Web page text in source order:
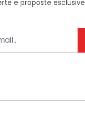
e proposte esclusive